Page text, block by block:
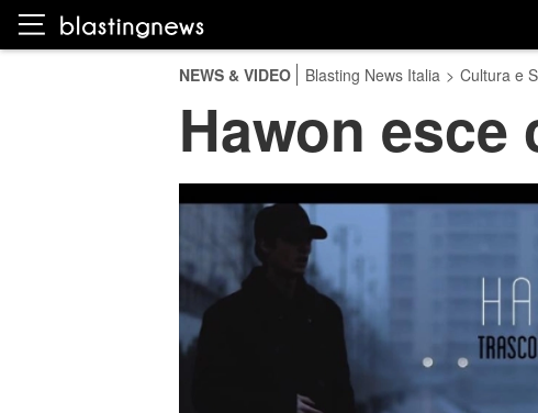
NEWS & VIDEO Blasting News Italia > Cultura e
Hawon